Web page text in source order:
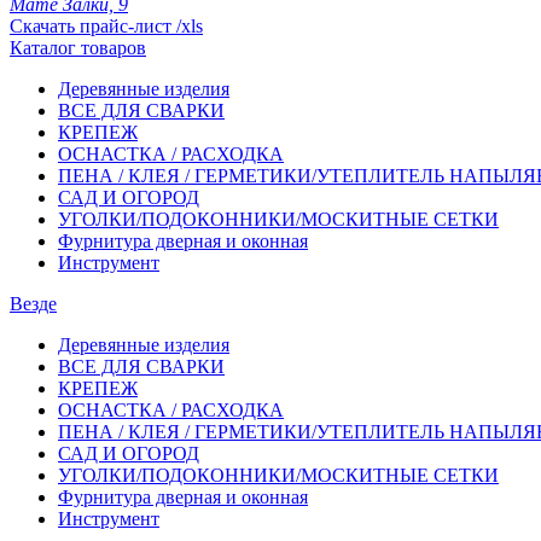
Скачать прайс-лист /xls
Каталог товаров
Деревянные изделия
ВСЕ ДЛЯ СВАРКИ
КРЕПЕЖ
ОСНАСТКА / РАСХОДКА
ПЕНА / КЛЕЯ / ГЕРМЕТИКИ/УТЕПЛИТЕЛЬ
САД И ОГОРОД
УГОЛКИ/ПОДОКОННИКИ/МОСКИТНЫЕ СЕТКИ
Фурнитура дверная и оконная
Инструмент
Везде
Деревянные изделия
ВСЕ ДЛЯ СВАРКИ
КРЕПЕЖ
ОСНАСТКА / РАСХОДКА
ПЕНА / КЛЕЯ / ГЕРМЕТИКИ/УТЕПЛИТЕЛЬ
САД И ОГОРОД
УГОЛКИ/ПОДОКОННИКИ/МОСКИТНЫЕ СЕТКИ
Фурнитура дверная и оконная
Инструмент